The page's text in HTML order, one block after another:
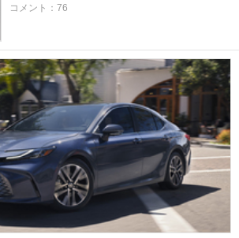
コメント：76